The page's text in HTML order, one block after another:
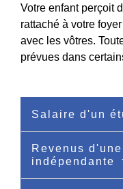
Votre enfant perçoit
rattaché à votre
avec les vôtres.
prévues dans
Salaire d'un
Revenus
indépendante